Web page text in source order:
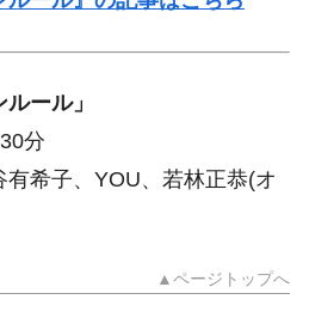
ール」
分
希子、YOU、若林正恭(オ
▲ページトップへ